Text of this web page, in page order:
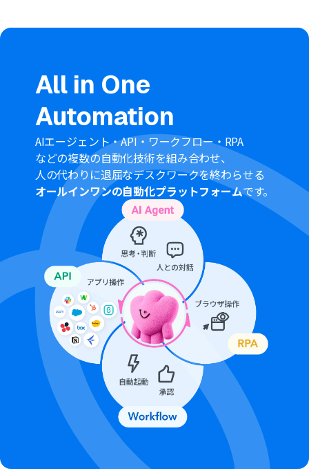
Google スプレッドシートにデータを追加する際、AI機能
注意事項
Google スプレッドシート、OutlookのそれぞれとYoom
を連携してください。
OCRまたは音声を文字起こしするAIオペレーションはチ
ームプラン・サクセスプランでのみご利用いただける機能
となっております。フリープラン・ミニプランの場合は設
定しているフローボットのオペレーションはエラーとな
りますので、ご注意ください。
チームプランやサクセスプランなどの有料プランは、2週
間の無料トライアルを行うことが可能です。無料トライア
ル中には制限対象のアプリやAI機能（オペレーション）を
使用することができます。
Microsoft365（旧Office365）には、家庭向けプランと一
般法人向けプラン（Microsoft365 Business）があり、一
般法人向けプランに加入していない場合には認証に失敗
する可能性があります。
All in One
Automation
AIエージェント・API・ワークフロー・RPA
などの複数の自動化技術を組み合わせ、
人の代わりに退屈なデスクワークを終わらせる
オールインワンの自動化プラットフォームです。